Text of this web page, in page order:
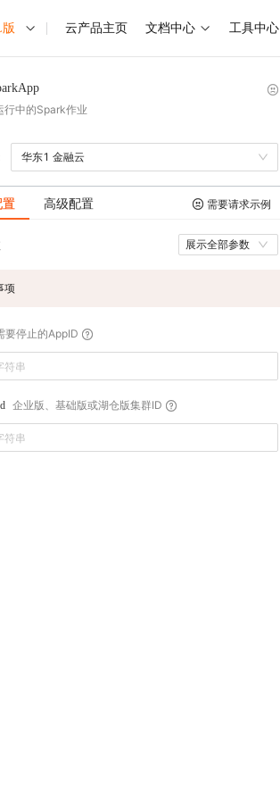
云产品主页 文档中心 工具中心
行中的Spark作业
华东1 金融云
置 高级配置 需要请求示例
展示全部参数
项
要停止的AppID
企业版、基础版或湖仓版集群ID